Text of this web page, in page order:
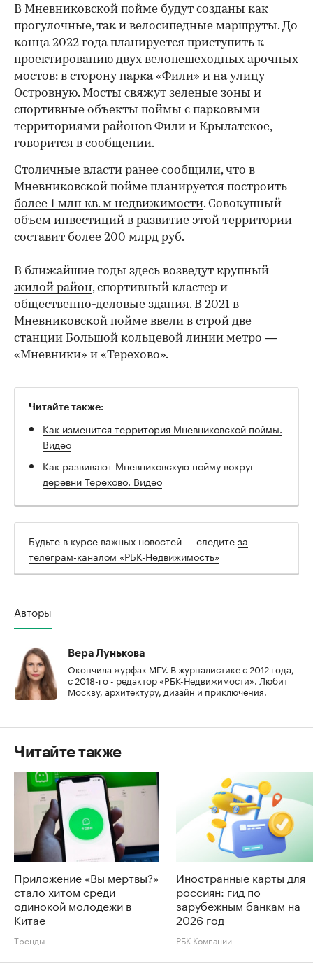
В Мневниковской пойме будут созданы как
прогулочные, так и велосипедные маршруты. До
конца 2022 года планируется приступить к
проектированию двух велопешеходных арочных
мостов: в сторону парка «Фили» и на улицу
Островную. Мосты свяжут зеленые зоны и
спортивные объекты поймы с парковыми
территориями районов Фили и Крылатское,
говорится в сообщении.
Столичные власти ранее сообщили, что в
Мневниковской пойме планируется построить
более 1 млн кв. м недвижимости. Совокупный
объем инвестиций в развитие этой территории
составит более 200 млрд руб.
В ближайшие годы здесь возведут крупный
жилой район, спортивный кластер и
общественно-деловые здания. В 2021 в
Мневниковской пойме ввели в строй две
станции Большой кольцевой линии метро —
«Мневники» и «Терехово».
Читайте также:
Как изменится территория Мневниковской поймы.
Видео
Как развивают Мневниковскую пойму вокруг
деревни Терехово. Видео
Будьте в курсе важных новостей — следитеза
телеграм-каналом «РБК-Недвижимость»
Авторы
Вера Лунькова
Окончила журфак МГУ. В журналистике с 2012 года,
с 2018-го - редактор «РБК-Недвижимости». Любит
Москву, архитектуру, дизайн и приключения.
Читайте также
Приложение «Вы мертвы?»
стало хитом среди
одинокой молодежи в
Китае
Тренды
Иностранные карты для
россиян: гид по
зарубежным банкам на
2026 год
РБК Компании